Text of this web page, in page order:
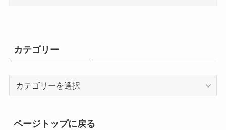
カテゴリー
ページトップに戻る